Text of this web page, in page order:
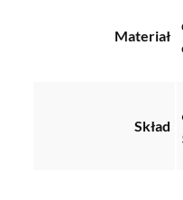
Materiał
Skład